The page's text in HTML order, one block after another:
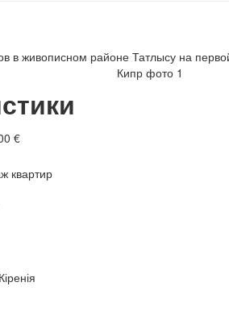
€
квартир